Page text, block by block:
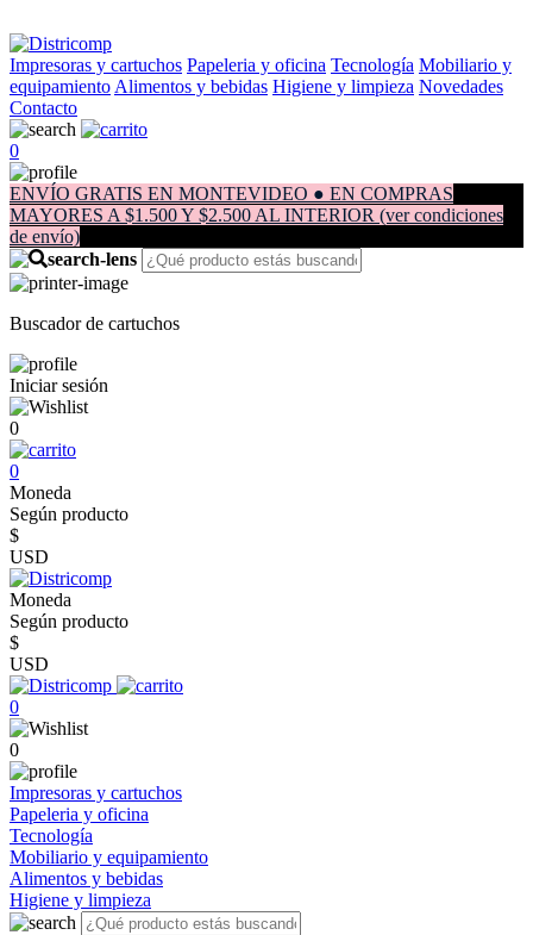
Impresoras y cartuchos Papeleria y oficina Tecnología Mobiliario y
equipamiento Alimentos y bebidas Higiene y limpieza Novedades
Contacto
0
ENVÍO GRATIS EN MONTEVIDEO ● EN COMPRAS
MAYORES A $1.500 Y $2.500 AL INTERIOR (ver condiciones
de envío)
Buscador de cartuchos
Iniciar sesión
0
0
Moneda
Según producto
$
USD
Moneda
Según producto
$
USD
0
0
Impresoras y cartuchos
Papeleria y oficina
Tecnología
Mobiliario y equipamiento
Alimentos y bebidas
Higiene y limpieza